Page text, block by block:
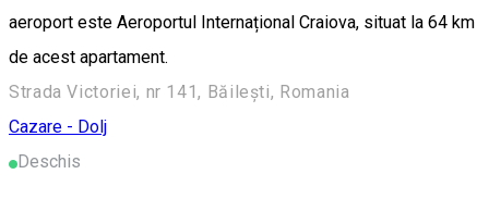
aeroport este Aeroportul Internațional Craiova, situat la 64 km
de acest apartament.
Strada Victoriei, nr 141, Băilești, Romania
Cazare - Dolj
Deschis